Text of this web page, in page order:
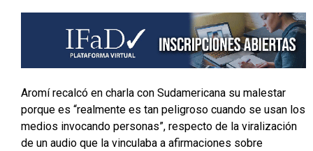
Aromí recalcó en charla con Sudamericana su malestar
porque es “realmente es tan peligroso cuando se usan los
medios invocando personas”, respecto de la viralización
de un audio que la vinculaba a afirmaciones sobre